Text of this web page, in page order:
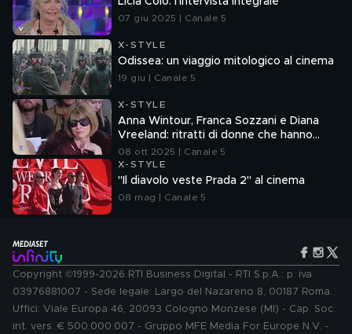
07 giu 2025 | Canale 5
X-STYLE
Odissea: un viaggio mitologico al cinema
19 giu | Canale 5
X-STYLE
Anna Wintour, Franca Sozzani e Diana
Vreeland: ritratti di donne che hanno
dettato tendenze
08 ott 2025 | Canale 5
X-STYLE
"Il diavolo veste Prada 2" al cinema
08 mag | Canale 5
Copyright ©1999-2026 RTI Business Digital - RTI S.p.A.: p. iva
03976881007 - Sede legale: Largo del Nazareno 8, 00187 Roma.
Uffici: Viale Europa 46, 20093 Cologno Monzese (MI) - Cap. Soc.
int. vers. € 500.000.007 - Gruppo MFE Media For Europe N.V. -